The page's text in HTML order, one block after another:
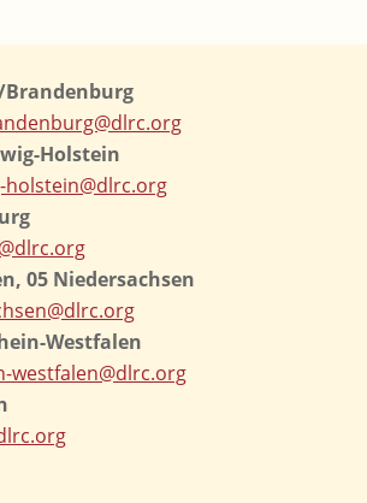
Brandenburg
Holstein
holstein@dlrc.org
05 Niedersachsen
Westfalen
westfalen@dlrc.org